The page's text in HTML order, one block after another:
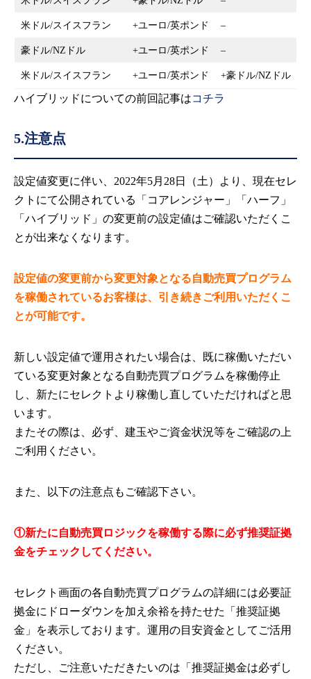
米ドル/スイスフラン +ユーロ/英ポンド –
豪ドル/NZドル +ユーロ/英ポンド –
米ドル/スイスフラン +ユーロ/英ポンド +豪ドル/NZドル
ハイブリッドについての前回記事はコチラ
5.注意点
設定値変更に伴い、2022年5月28日（土）より、現在セレ
クトにて公開されている「コアレンジャー」「ハーフ」
「ハイブリッド」の変更前の設定値はご確認いただくこ
とが出来なくなります。
設定値の変更前から変更対象となる自動売買プログラム
を稼働されているお客様は、引き続きご利用いただくこ
とが可能です。
新しい設定値で運用されたい場合は、既に稼働いただい
ている変更対象となる自動売買プログラムを稼働停止
し、新たにセレクトより稼働し直していただければと思
います。
またその際は、必ず、建玉やご資金状況等をご確認の上
ご利用ください。
また、以下の注意点もご確認下さい。
①新たに自動売買ロジックを稼働する際に必ず推奨証拠
金をチェックしてください。
セレクト画面の各自動売買プログラムの詳細には必要証
拠金にドローダウンを加え余裕を持たせた「推奨証拠
金」を表示しております。運用の目安資金としてご活用
ください。
ただし、ご注意いただきたいのは「推奨証拠金は必ずし